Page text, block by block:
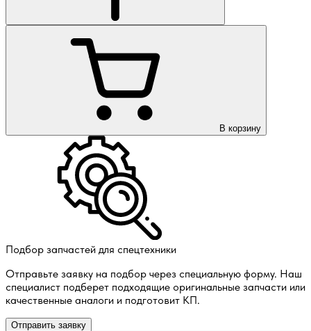
В корзину
Подбор запчастей для спецтехники
Отправьте заявку на подбор через специальную форму. Наш
специалист подберет подходящие оригинальные запчасти или
качественные аналоги и подготовит КП.
Отправить заявку